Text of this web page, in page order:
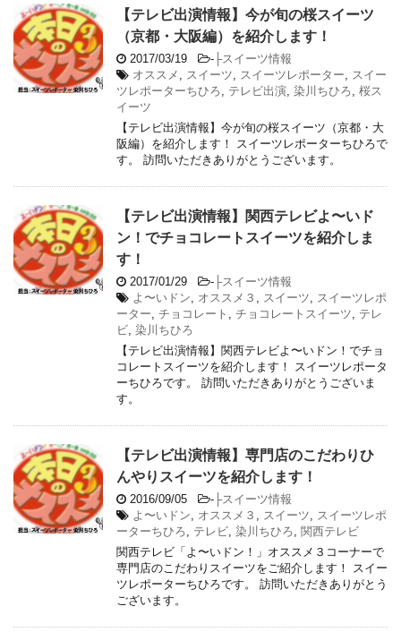
【テレビ出演情報】今が旬の桜スイーツ
（京都・大阪編）を紹介します！
2017/03/19 - ├スイーツ情報
オススメ , スイーツ, スイーツレポーター, スイー
ツレポーターちひろ , テレビ出演, 染川ちひろ , 桜ス
イーツ
【テレビ出演情報】今が旬の桜スイーツ（京都・大
阪編）を紹介します！ スイーツレポーターちひろで
す。 訪問いただきありがとうございます。
【テレビ出演情報】関西テレビよ〜いド
ン！でチョコレートスイーツを紹介しま
す！
2017/01/29 - ├スイーツ情報
よ〜いドン, オススメ３ , スイーツ, スイーツレポ
ーター, チョコレート , チョコレートスイーツ, テレ
ビ, 染川ちひろ
【テレビ出演情報】関西テレビよ〜いドン！でチョ
コレートスイーツを紹介します！ スイーツレポータ
ーちひろです。 訪問いただきありがとうございま
す。
【テレビ出演情報】専門店のこだわりひ
んやりスイーツを紹介します！
2016/09/05 - ├スイーツ情報
よ〜いドン, オススメ３ , スイーツ, スイーツレポ
ーターちひろ , テレビ, 染川ちひろ , 関西テレビ
関西テレビ「よ〜いドン！」オススメ３コーナーで
専門店のこだわりスイーツをご紹介します！ スイー
ツレポーターちひろです。 訪問いただきありがとう
ございます。